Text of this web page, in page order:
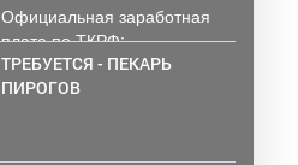
Официальная заработная
плата по ТКРФ;
социальные гарантии и
уверенность в...
ТРЕБУЕТСЯ - ПЕКАРЬ
ПИРОГОВ